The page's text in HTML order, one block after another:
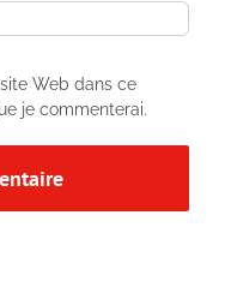
Web dans ce
je commenterai.